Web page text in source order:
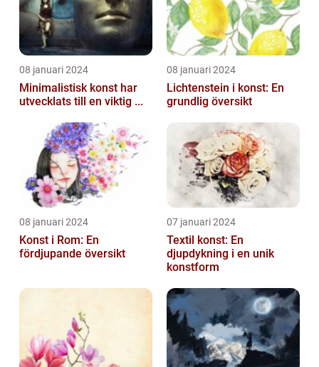
08 januari 2024
Minimalistisk konst har
utvecklats till en viktig ...
08 januari 2024
Lichtenstein i konst: En
grundlig översikt
08 januari 2024
Konst i Rom: En
fördjupande översikt
07 januari 2024
Textil konst: En
djupdykning i en unik
konstform